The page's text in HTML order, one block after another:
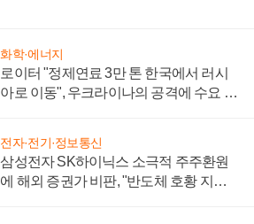
화학·에너지
로이터 "정제연료 3만 톤 한국에서 러시
아로 이동", 우크라이나의 공격에 수요 늘
전자·전기·정보통신
삼성전자 SK하이닉스 소극적 주주환원
에 해외 증권가 비판, "반도체 호황 지속